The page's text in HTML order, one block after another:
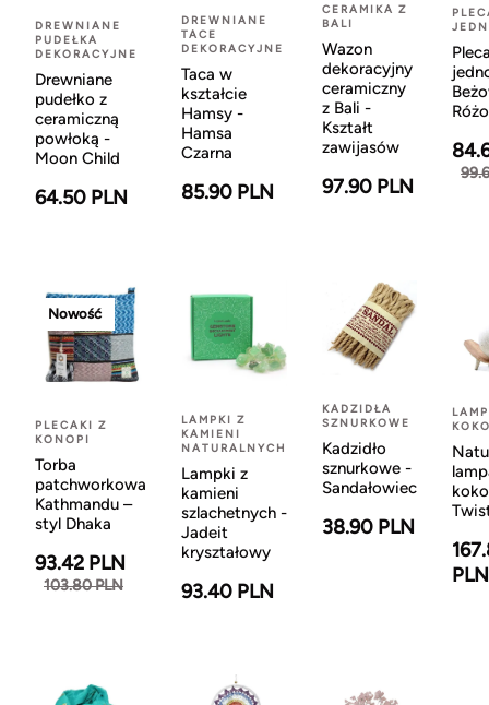
DREWNIANE
PUDEŁKA
DEKORACYJNE
Drewniane
pudełko z
ceramiczną
powłoką -
Moon Child
64.50 PLN
DREWNIANE
TACE
DEKORACYJNE
Taca w
kształcie
Hamsy -
Hamsa
Czarna
85.90 PLN
CERAMIKA Z
BALI
Wazon
dekoracyjny
ceramiczny
z Bali -
Kształt
zawijasów
97.90 PLN
Nowość
PLECAKI Z
KONOPI
Torba
patchworkowa
Kathmandu –
styl Dhaka
93.42 PLN
103.80 PLN
LAMPKI Z
KAMIENI
NATURALNYCH
Lampki z
kamieni
szlachetnych -
Jadeit
kryształowy
93.40 PLN
KADZIDŁA
SZNURKOWE
Kadzidło
sznurkowe -
Sandałowiec
38.90 PLN
PLN